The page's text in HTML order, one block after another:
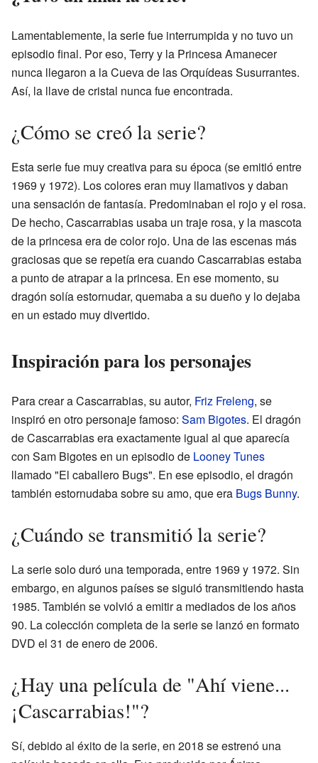
Lamentablemente, la serie fue interrumpida y no tuvo un
episodio final. Por eso, Terry y la Princesa Amanecer
nunca llegaron a la Cueva de las Orquídeas Susurrantes.
Así, la llave de cristal nunca fue encontrada.
¿Cómo se creó la serie?
Esta serie fue muy creativa para su época (se emitió entre
1969 y 1972). Los colores eran muy llamativos y daban
una sensación de fantasía. Predominaban el rojo y el rosa.
De hecho, Cascarrabias usaba un traje rosa, y la mascota
de la princesa era de color rojo. Una de las escenas más
graciosas que se repetía era cuando Cascarrabias estaba
a punto de atrapar a la princesa. En ese momento, su
dragón solía estornudar, quemaba a su dueño y lo dejaba
en un estado muy divertido.
Inspiración para los personajes
Para crear a Cascarrabias, su autor, Friz Freleng, se
inspiró en otro personaje famoso: Sam Bigotes. El dragón
de Cascarrabias era exactamente igual al que aparecía
con Sam Bigotes en un episodio de Looney Tunes
llamado "El caballero Bugs". En ese episodio, el dragón
también estornudaba sobre su amo, que era Bugs Bunny.
¿Cuándo se transmitió la serie?
La serie solo duró una temporada, entre 1969 y 1972. Sin
embargo, en algunos países se siguió transmitiendo hasta
1985. También se volvió a emitir a mediados de los años
90. La colección completa de la serie se lanzó en formato
DVD el 31 de enero de 2006.
¿Hay una película de "Ahí viene...
¡Cascarrabias!"?
Sí, debido al éxito de la serie, en 2018 se estrenó una